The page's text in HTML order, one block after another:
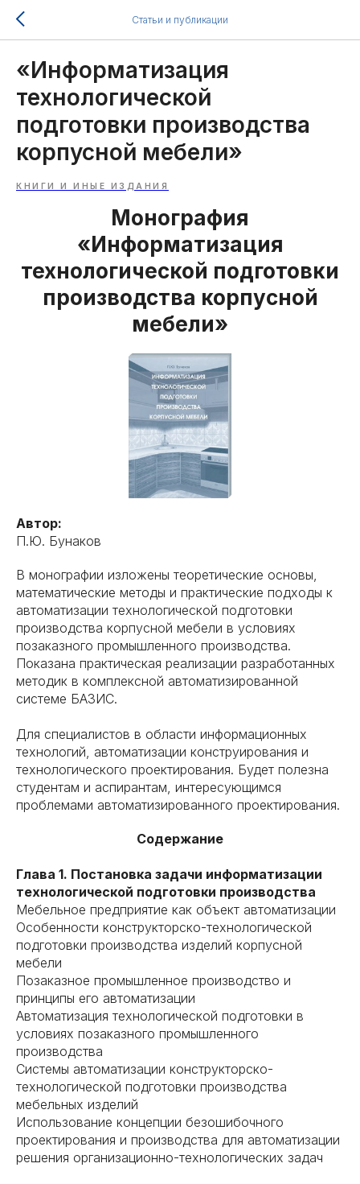
Статьи и публикации
«Информатизация
технологической
подготовки производства
корпусной мебели»
КНИГИ И ИНЫЕ ИЗДАНИЯ
Монография
«Информатизация
технологической подготовки
производства корпусной
мебели»
Автор:
П.Ю. Бунаков
В монографии изложены теоретические основы,
математические методы и практические подходы к
автоматизации технологической подготовки
производства корпусной мебели в условиях
позаказного промышленного производства.
Показана практическая реализации разработанных
методик в комплексной автоматизированной
системе БАЗИС.
Для специалистов в области информационных
технологий, автоматизации конструирования и
технологического проектирования. Будет полезна
студентам и аспирантам, интересующимся
проблемами автоматизированного проектирования.
Содержание
Глава 1. Постановка задачи информатизации
технологической подготовки производства
Мебельное предприятие как объект автоматизации
Особенности конструкторско-технологической
подготовки производства изделий корпусной
мебели
Позаказное промышленное производство и
принципы его автоматизации
Автоматизация технологической подготовки в
условиях позаказного промышленного
производства
Системы автоматизации конструкторско-
технологической подготовки производства
мебельных изделий
Использование концепции безошибочного
проектирования и производства для автоматизации
решения организационно-технологических задач